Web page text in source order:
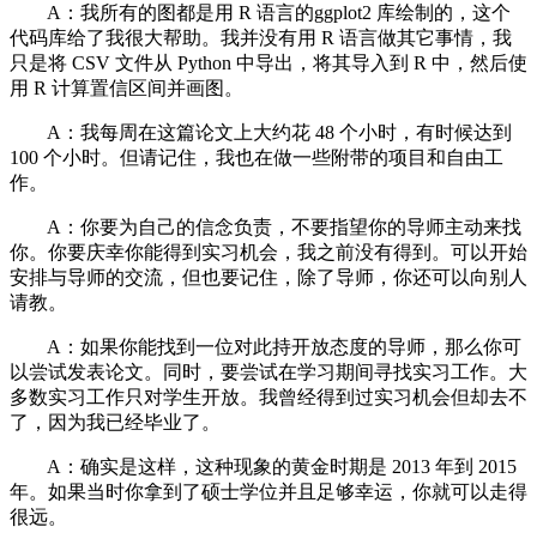
A：我所有的图都是用 R 语言的ggplot2 库绘制的，这个
代码库给了我很大帮助。我并没有用 R 语言做其它事情，我
只是将 CSV 文件从 Python 中导出，将其导入到 R 中，然后使
用 R 计算置信区间并画图。
A：我每周在这篇论文上大约花 48 个小时，有时候达到
100 个小时。但请记住，我也在做一些附带的项目和自由工
作。
A：你要为自己的信念负责，不要指望你的导师主动来找
你。你要庆幸你能得到实习机会，我之前没有得到。可以开始
安排与导师的交流，但也要记住，除了导师，你还可以向别人
请教。
A：如果你能找到一位对此持开放态度的导师，那么你可
以尝试发表论文。同时，要尝试在学习期间寻找实习工作。大
多数实习工作只对学生开放。我曾经得到过实习机会但却去不
了，因为我已经毕业了。
A：确实是这样，这种现象的黄金时期是 2013 年到 2015
年。如果当时你拿到了硕士学位并且足够幸运，你就可以走得
很远。